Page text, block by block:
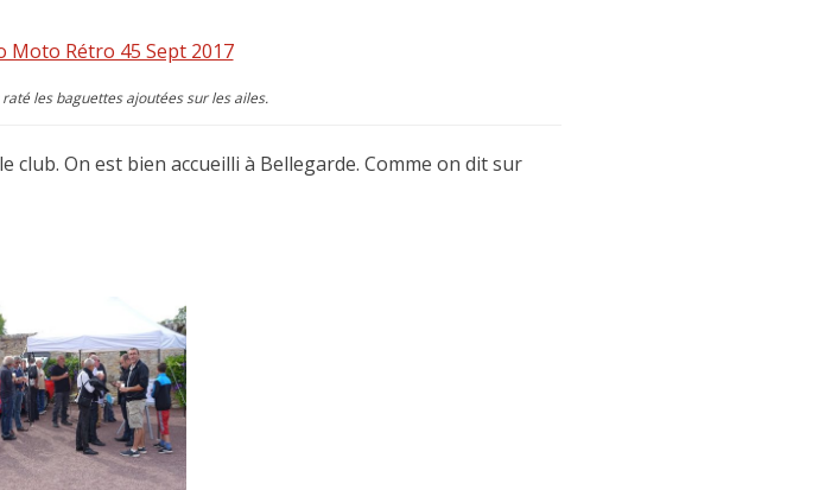
les baguettes ajoutées sur les ailes.
On est bien accueilli à Bellegarde. Comme on dit sur